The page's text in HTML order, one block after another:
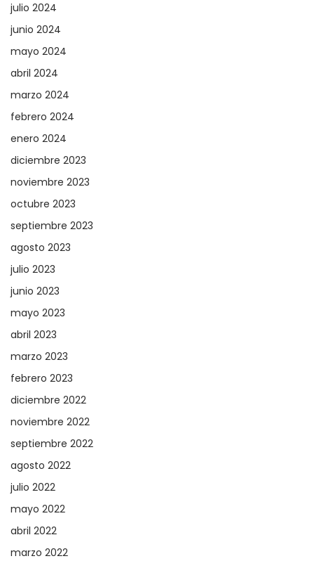
julio 2024
junio 2024
mayo 2024
abril 2024
marzo 2024
febrero 2024
enero 2024
diciembre 2023
noviembre 2023
octubre 2023
septiembre 2023
agosto 2023
julio 2023
junio 2023
mayo 2023
abril 2023
marzo 2023
febrero 2023
diciembre 2022
noviembre 2022
septiembre 2022
agosto 2022
julio 2022
mayo 2022
abril 2022
marzo 2022